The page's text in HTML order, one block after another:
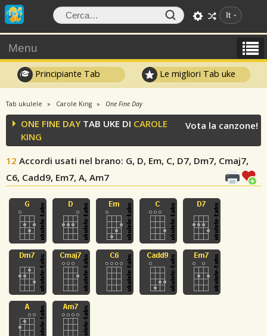
It
Menu
Principiante Tab Le migliori Tab uke
Tab ukulele Carole King One Fine Day
ONE FINE DAYTAB UKE DI CAROLE
KING
12 Accordi usati nel brano: G, D, Em, C, D7, Dm7, Cmaj7,
C6, Cadd9, Em7, A, Am7
Vota la canzone!